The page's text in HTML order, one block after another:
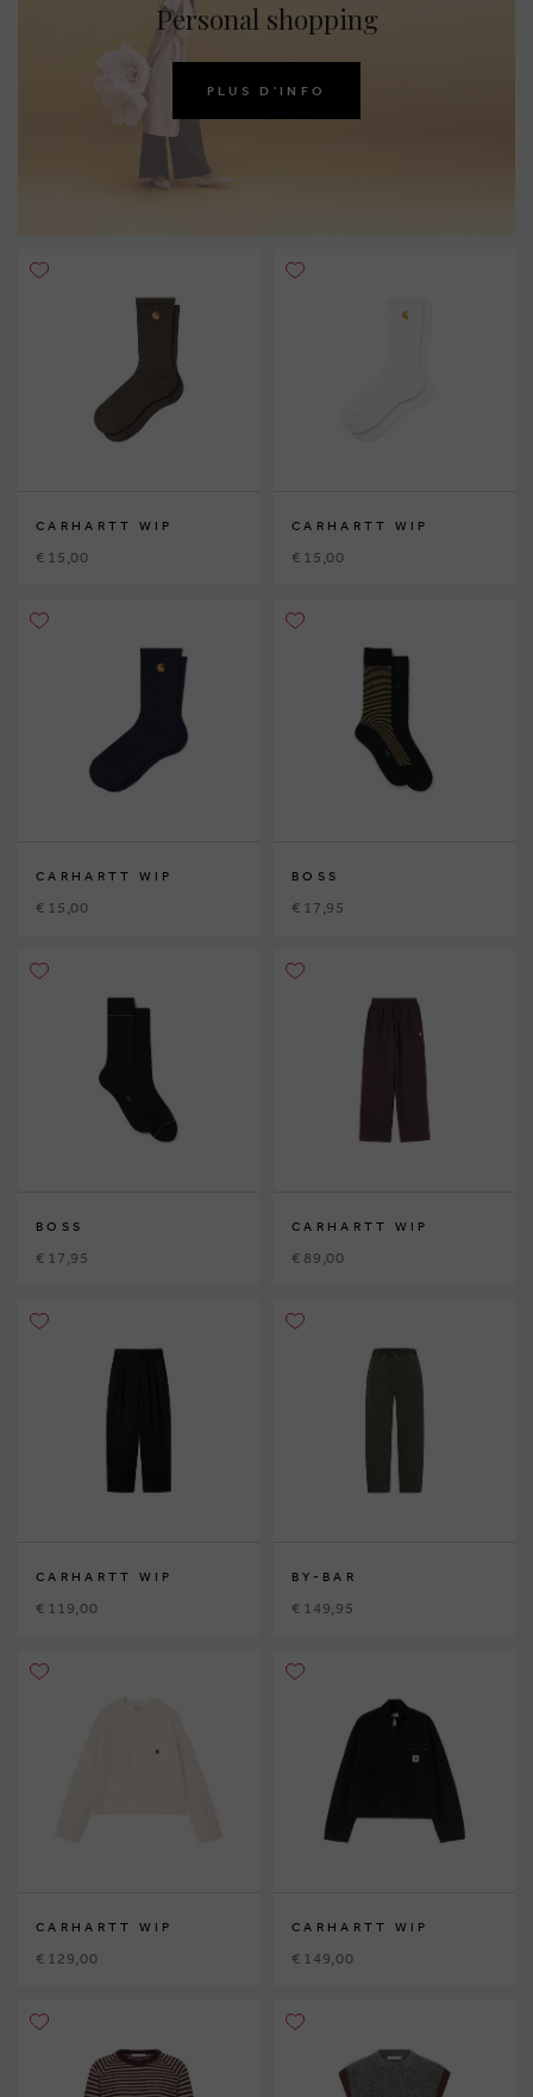
Personal shopping
PLUS D'INFO
CARHARTT WIP
€ 15,00
CARHARTT WIP
€ 15,00
CARHARTT WIP
€ 15,00
BOSS
€ 17,95
BOSS
€ 17,95
CARHARTT WIP
€ 89,00
CARHARTT WIP
€ 119,00
BY-BAR
€ 149,95
CARHARTT WIP
€ 129,00
CARHARTT WIP
€ 149,00